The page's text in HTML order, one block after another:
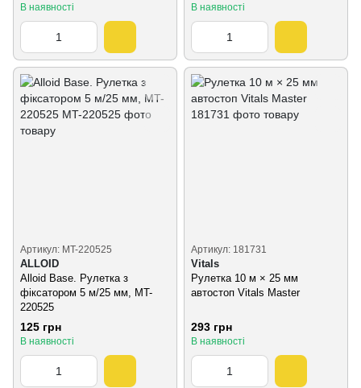
В наявності В наявності
Артикул: MT-220525
ALLOID
Alloid Base. Рулетка з
фіксатором 5 м/25 мм, MT-
220525
125 грн
В наявності
Артикул: 181731
Vitals
Рулетка 10 м × 25 мм
автостоп Vitals Master
293 грн
В наявності